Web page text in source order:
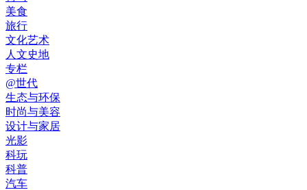
美食
旅行
文化艺术
人文史地
专栏
@世代
生态与环保
时尚与美容
设计与家居
光影
科玩
科普
汽车